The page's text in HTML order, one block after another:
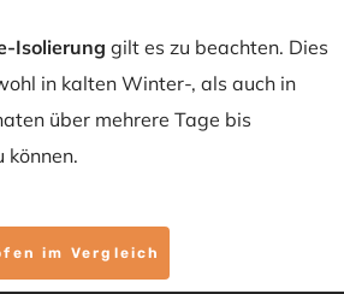
Isolierung gilt es zu beachten. Dies
in kalten Winter-, als auch in
über mehrere Tage bis
können.
im Vergleich